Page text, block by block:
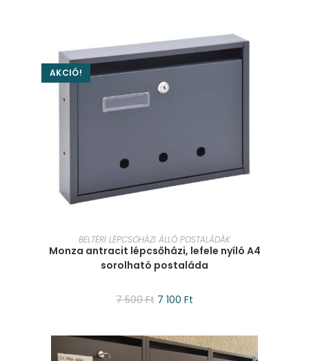
AKCIÓ!
KOSÁRBA TESZEM
BELTÉRI LÉPCSŐHÁZI ÁLLÓ POSTALÁDÁK
Monza antracit lépcsőházi, lefele nyíló A4
sorolható postaláda
7 500Ft 7 100 Ft